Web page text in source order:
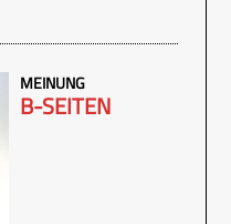
MEINUNG
B-SEITEN